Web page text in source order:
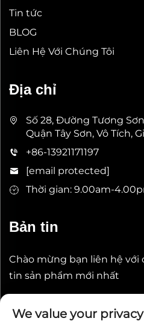
Tin tức
BLOG
Liên Hệ Với Chúng Tôi
Địa chỉ
Số 28, Đường Tương
Quận Tây Sơn, Vô Tích,
+86-13921171197
[email protected]
Thời gian: 9.00am-
Bản tin
Chào mừng bạn liên hệ
tin sản phẩm mới nhất
We value your privacy